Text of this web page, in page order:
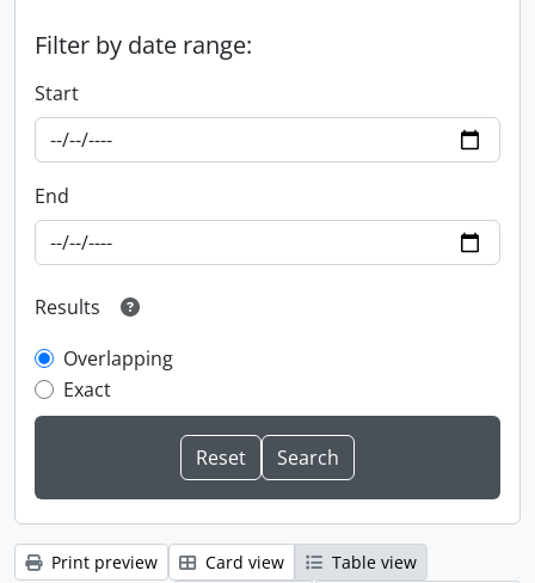
Filter by date range:
Start
End
Results
Overlapping
Exact
Print preview Card view
Table view